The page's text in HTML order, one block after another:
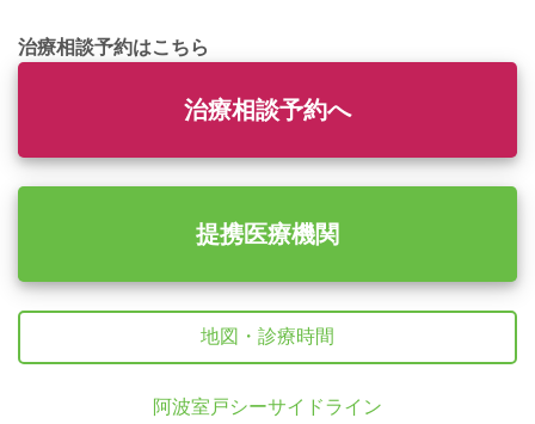
治療相談予約はこちら
治療相談予約へ
提携医療機関
地図・診療時間
阿波室戸シーサイドライン